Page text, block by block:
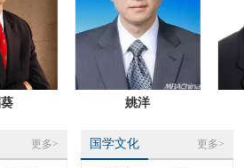
更多> 国学文化 更多>